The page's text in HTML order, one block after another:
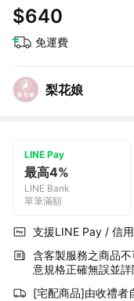
$640
免運費
梨花娘
LINE Pay
最高4%
LINE Bank
單筆滿額
支援LINE Pay / 信
含客製服務之商品
意規格正確無誤並詳
[宅配商品]由收禮者